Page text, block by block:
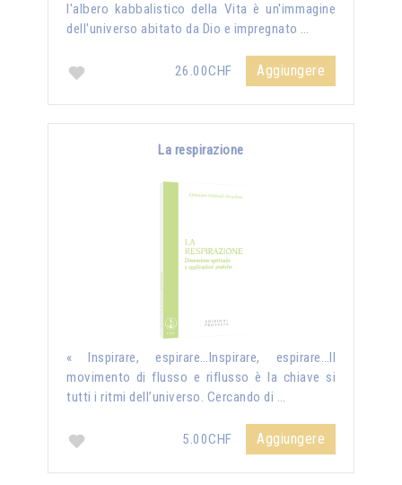
l'albero kabbalistico della Vita è un'immagine
dell'universo abitato da Dio e impregnato …
26.00CHF Aggiungere
La respirazione
« Inspirare, espirare…Inspirare, espirare…Il
movimento di flusso e riflusso è la chiave si
tutti i ritmi dell’universo. Cercando di …
5.00CHF Aggiungere